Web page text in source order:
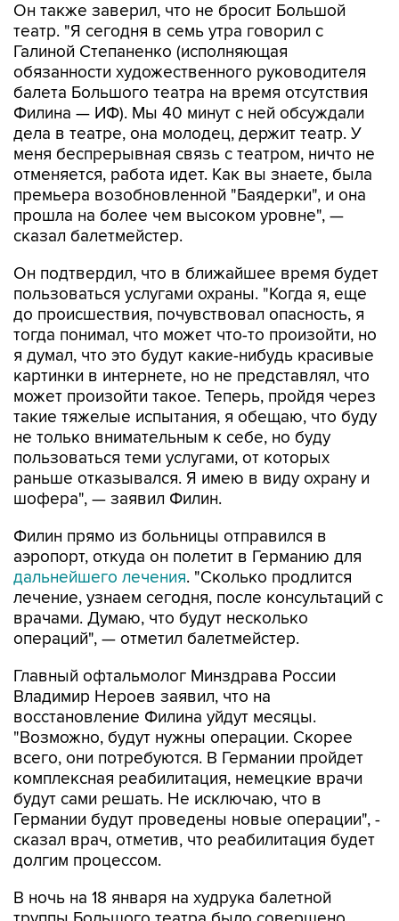
Он также заверил, что не бросит Большой
театр. "Я сегодня в семь утра говорил с
Галиной Степаненко (исполняющая
обязанности художественного руководителя
балета Большого театра на время отсутствия
Филина — ИФ). Мы 40 минут с ней обсуждали
дела в театре, она молодец, держит театр. У
меня беспрерывная связь с театром, ничто не
отменяется, работа идет. Как вы знаете, была
премьера возобновленной "Баядерки", и она
прошла на более чем высоком уровне", —
сказал балетмейстер.
Он подтвердил, что в ближайшее время будет
пользоваться услугами охраны. "Когда я, еще
до происшествия, почувствовал опасность, я
тогда понимал, что может что-то произойти, но
я думал, что это будут какие-нибудь красивые
картинки в интернете, но не представлял, что
может произойти такое. Теперь, пройдя через
такие тяжелые испытания, я обещаю, что буду
не только внимательным к себе, но буду
пользоваться теми услугами, от которых
раньше отказывался. Я имею в виду охрану и
шофера", — заявил Филин.
Филин прямо из больницы отправился в
аэропорт, откуда он полетит в Германию для
дальнейшего лечения. "Сколько продлится
лечение, узнаем сегодня, после консультаций с
врачами. Думаю, что будут несколько
операций", — отметил балетмейстер.
Главный офтальмолог Минздрава России
Владимир Нероев заявил, что на
восстановление Филина уйдут месяцы.
"Возможно, будут нужны операции. Скорее
всего, они потребуются. В Германии пройдет
комплексная реабилитация, немецкие врачи
будут сами решать. Не исключаю, что в
Германии будут проведены новые операции", -
сказал врач, отметив, что реабилитация будет
долгим процессом.
В ночь на 18 января на худрука балетной